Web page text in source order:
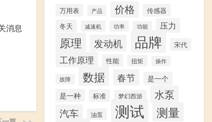
消息
万用表 产品 价格
传感器
冬天
减速机 功率 功能 压力
原理 发动机 品牌 宋代
工作原理 性能 扭矩 操作
故障 数据 春节
是一个
是一种
标准 梦幻西游 水泵
汽车 油泵 测试 测量